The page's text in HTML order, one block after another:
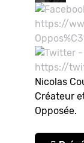
Nicolas
Créateur
Opposée.